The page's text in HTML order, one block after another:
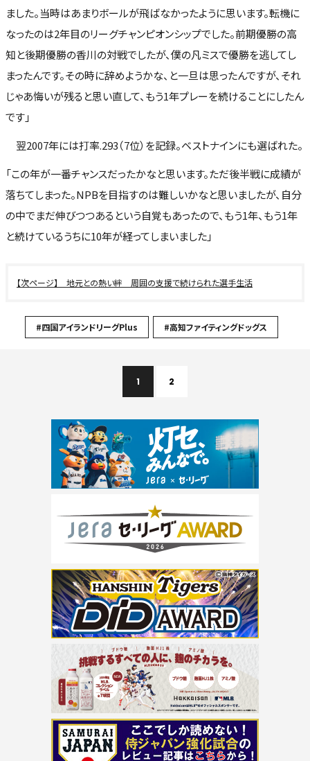
ました。当時はあまりボールが飛ばなかったように思います。転機に
なったのは2年目のリーグチャンピオンシップでした。前期優勝の高
知と後期優勝の香川の対戦でしたが、僕の凡ミスで優勝を逃してし
まったんです。その時に辞めようかな、と一旦は思ったんですが、それ
じゃあ悔いが残ると思い直して、もう1年プレーを続けることにしたん
です」
翌2007年には打率.293（7位）を記録。ベストナインにも選ばれた。
「この年が一番チャンスだったかなと思います。ただ後半戦に成績が
落ちてしまった。NPBを目指すのは難しいかなと思いましたが、自分
の中でまだ伸びつつあるという自覚もあったので、もう1年、もう1年
と続けているうちに10年が経ってしまいました」
地元との熱い絆 周囲の支援で続けられた選手生活
#四国アイランドリーグPlus #高知ファイティングドッグス
1 2